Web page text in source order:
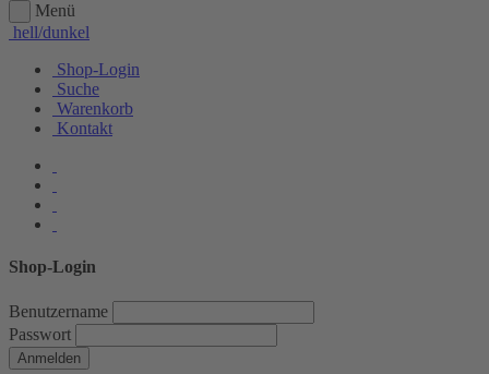
Menü
hell/dunkel
Shop-Login
Suche
Warenkorb
Kontakt
Shop-Login
Benutzername
Passwort
Anmelden